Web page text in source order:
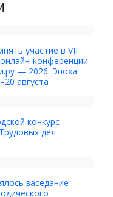
участие в VII
конференции
— 2026. Эпоха
августа
конкурс
дел
заседание